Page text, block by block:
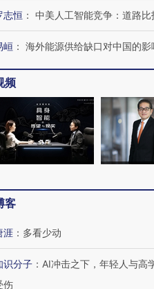
进第四届链博
科技“链”接产
志恒 ： 中美人工智能竞争：道路
峘 ： 海外能源供给缺口对中国的影
频
客
涯 ： 多看少动
识分子 ： AI冲击之下，年轻人与高
伤